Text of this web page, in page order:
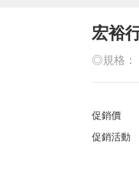
宏裕
◎規格：
促銷價
促銷活動